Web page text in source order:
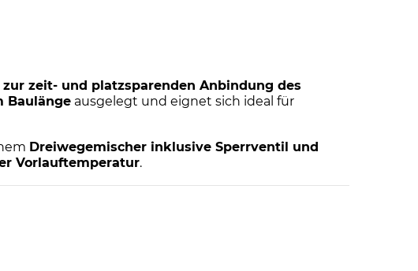
zeit- und platzsparenden Anbindung des
Baulänge ausgelegt und eignet sich ideal für
Dreiwegemischer inklusive Sperrventil und
Vorlauftemperatur.